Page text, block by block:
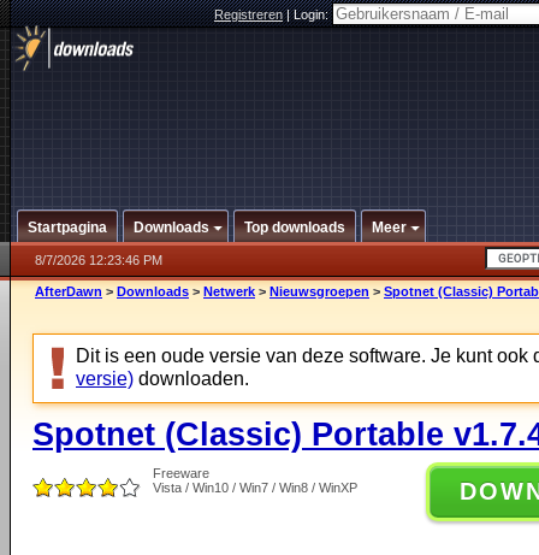
Registreren|Login:
Startpagina Downloads Top downloads Meer
8/7/2026 12:23:46 PM
AfterDawn > Downloads > Netwerk > Nieuwsgroepen > Spotnet (Classic)
Dit is een oude versie van deze software. Je kunt ook
versie) downloaden.
Spotnet (Classic) Portable
Freeware
Vista / Win10 / Win7 / Win8 / WinXP